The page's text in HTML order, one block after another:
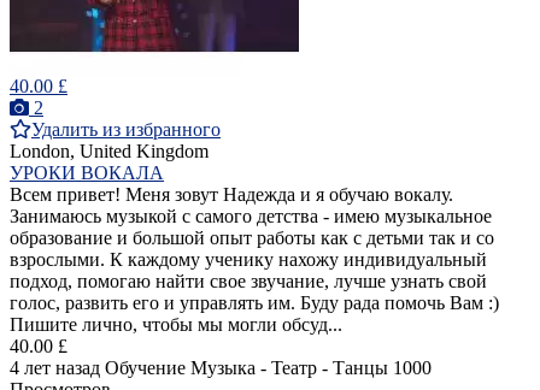
40.00 £
2
Удалить из избранного
London, United Kingdom
УРОКИ ВОКАЛА
Всем привет! Меня зовут Надежда и я обучаю вокалу.
Занимаюсь музыкой с самого детства - имею музыкальное
образование и большой опыт работы как с детьми так и со
взрослыми. К каждому ученику нахожу индивидуальный
подход, помогаю найти свое звучание, лучше узнать свой
голос, развить его и управлять им. Буду рада помочь Вам :)
Пишите лично, чтобы мы могли обсуд...
40.00 £
4 лет назад Обучение Музыка - Театр - Танцы 1000